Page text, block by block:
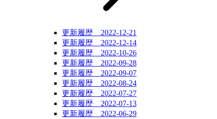
更新履歴 2022-12-21
更新履歴 2022-12-14
更新履歴 2022-10-26
更新履歴 2022-09-28
更新履歴 2022-09-07
更新履歴 2022-08-24
更新履歴 2022-07-27
更新履歴 2022-07-13
更新履歴 2022-06-29